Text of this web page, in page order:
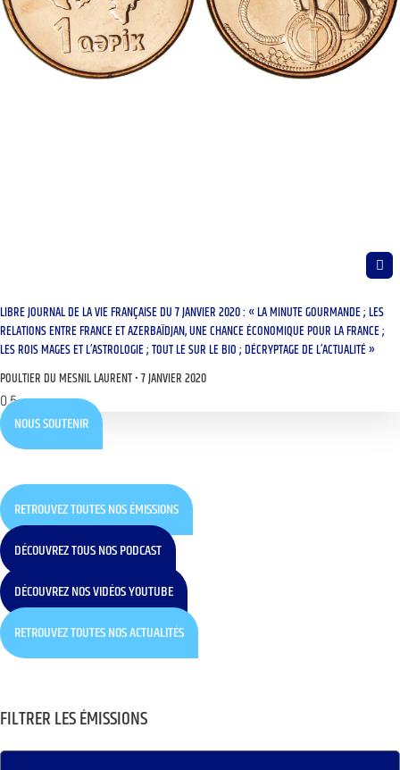
LIBRE JOURNAL DE LA VIE FRANÇAISE DU 7 JANVIER 2020 : « LA MINUTE GOURMANDE ; LES
RELATIONS ENTRE FRANCE ET AZERBAÏDJAN, UNE CHANCE ÉCONOMIQUE POUR LA FRANCE ;
LES ROIS MAGES ET L’ASTROLOGIE ; TOUT LE SUR LE BIO ; DÉCRYPTAGE DE L’ACTUALITÉ »
POULTIER DU MESNIL LAURENT 7 JANVIER 2020
NOUS SOUTENIR
RETROUVEZ TOUTES NOS ÉMISSIONS
DÉCOUVREZ TOUS NOS PODCAST
DÉCOUVREZ NOS VIDÉOS YOUTUBE
RETROUVEZ TOUTES NOS ACTUALITÉS
FILTRER LES ÉMISSIONS